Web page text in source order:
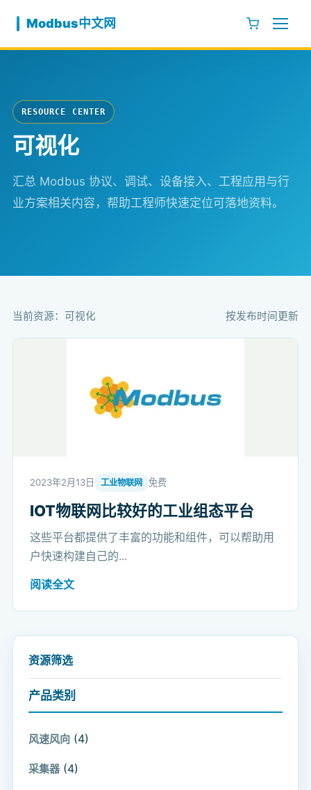
Modbus中文网
RESOURCE CENTER
可视化
汇总 Modbus 协议、调试、设备接入、工程应用与行
业方案相关内容，帮助工程师快速定位可落地资料。
当前资源：可视化 按发布时间更新
2023年2月13日 工业物联网 免费
IOT物联网比较好的工业组态平台
这些平台都提供了丰富的功能和组件，可以帮助用
户快速构建自己的...
阅读全文
资源筛选
产品类别
风速风向 (4)
采集器 (4)